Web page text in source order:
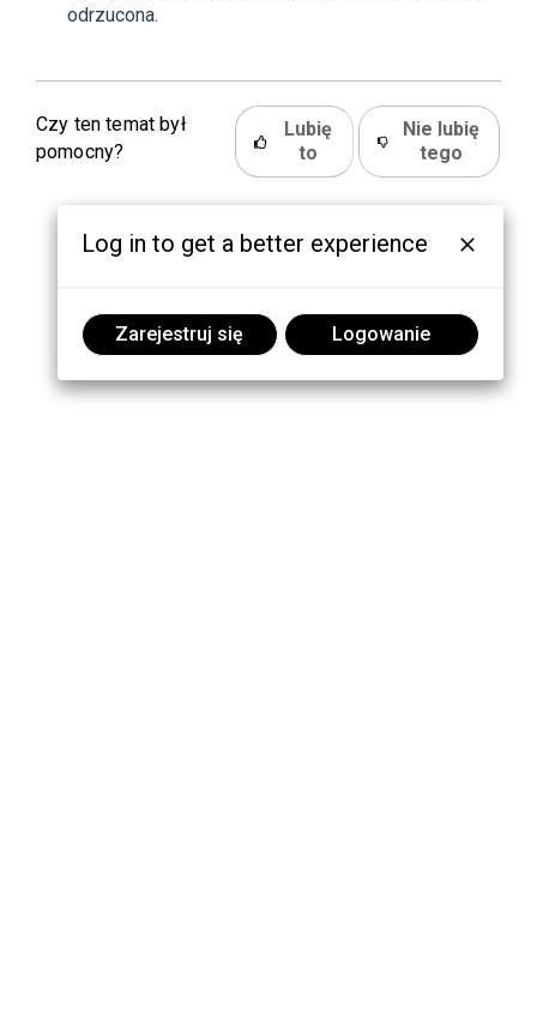
odrzucona.
Czy ten temat był
pomocny?
Lubię
to
Nie lubię
tego
Log in to get a better experience
Zarejestruj się Logowanie